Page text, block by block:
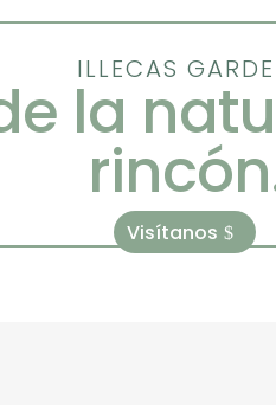
ILLECAS
la
Visítanos